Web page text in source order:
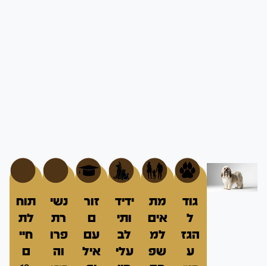
גוד
ל
הגז
ע
מת
אים
למ
שפ
ידיד
ותי
לב
עלי
זור
ם
עם
איל
נשי
רת
פרו
וה
תוח
לת
חיי
ם